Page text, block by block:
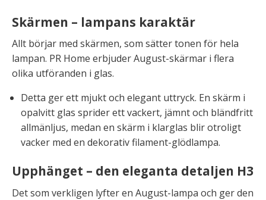
Skärmen – lampans karaktär
Allt börjar med skärmen, som sätter tonen för hela
lampan. PR Home erbjuder August-skärmar i flera
olika utföranden i glas.
Detta ger ett mjukt och elegant uttryck. En skärm i
opalvitt glas sprider ett vackert, jämnt och bländfritt
allmänljus, medan en skärm i klarglas blir otroligt
vacker med en dekorativ filament-glödlampa.
Upphänget – den eleganta detaljen H3
Det som verkligen lyfter en August-lampa och ger den